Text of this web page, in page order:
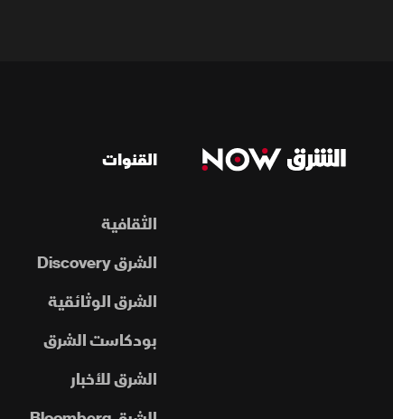
القنوات
الثقافية
الشرق Discovery
الشرق الوثائقية
بودكاست الشرق
الشرق للأخبار